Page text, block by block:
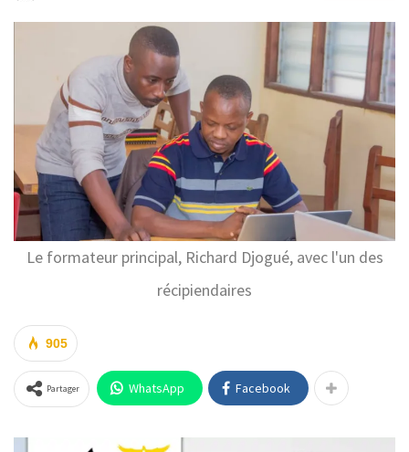
Le formateur principal, Richard Djogué, avec l'un des
récipiendaires
905
Partager WhatsApp Facebook